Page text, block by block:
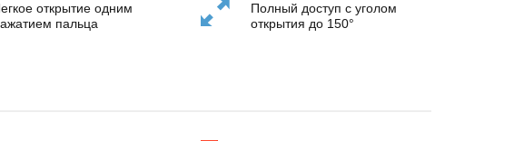
открытие одним
пальца
Полный доступ с уголом
открытия до 150°